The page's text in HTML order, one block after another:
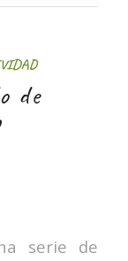
de
serie de